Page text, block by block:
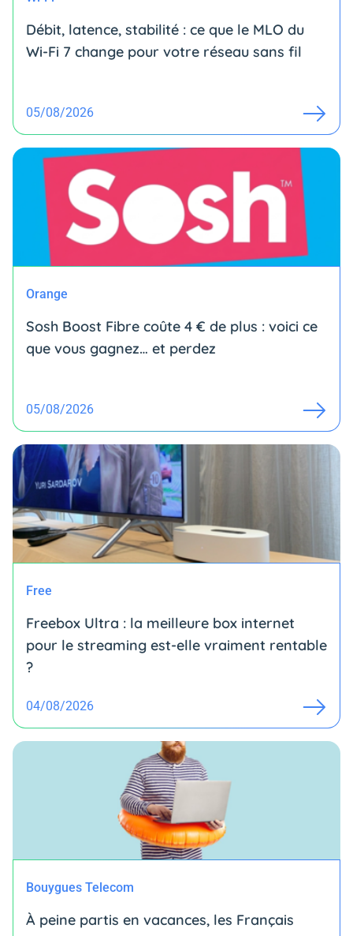
Débit, latence, stabilité : ce que le MLO du
Wi-Fi 7 change pour votre réseau sans fil
05/08/2026
Orange
Sosh Boost Fibre coûte 4 € de plus : voici ce
que vous gagnez… et perdez
05/08/2026
Free
Freebox Ultra : la meilleure box internet
pour le streaming est-elle vraiment rentable
?
04/08/2026
Bouygues Telecom
À peine partis en vacances, les Français